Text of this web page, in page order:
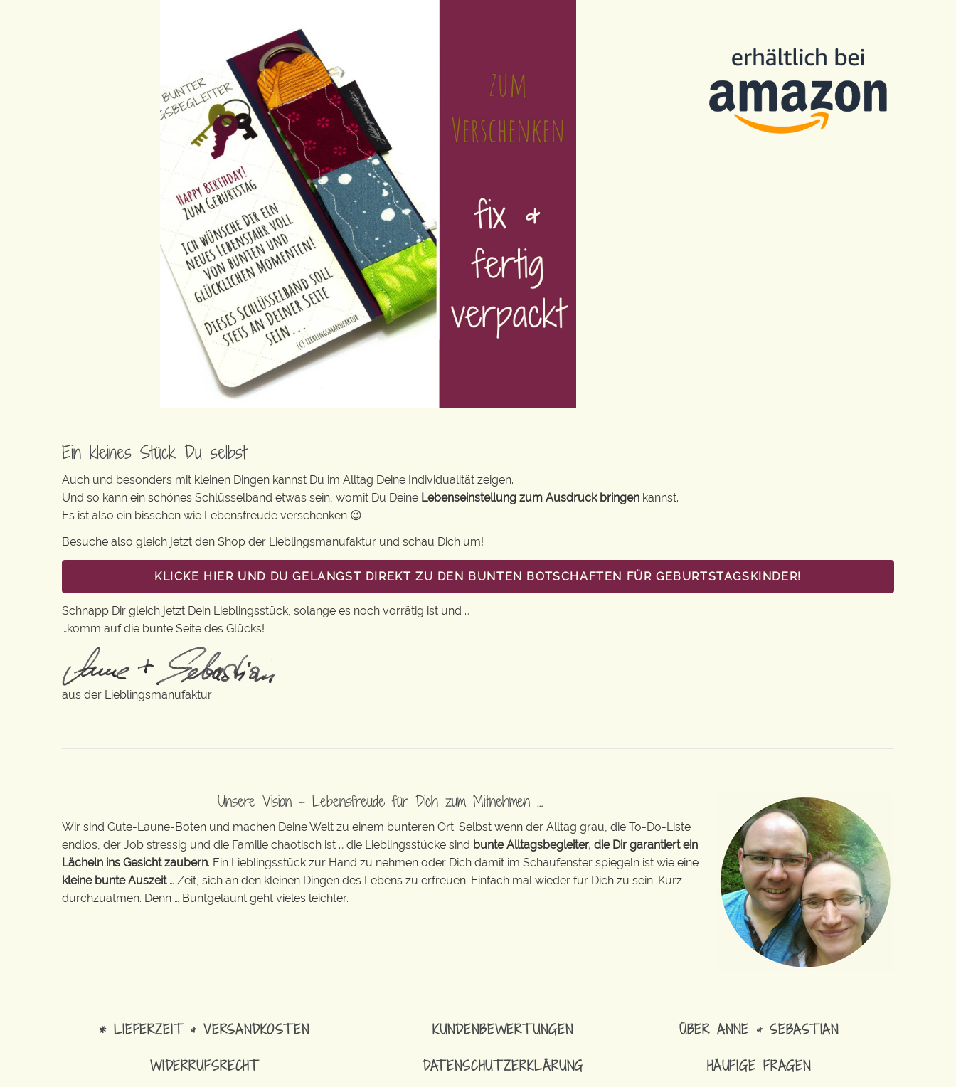
Ein kleines Stück Du selbst
Auch und besonders mit kleinen Dingen kannst Du im Alltag Deine Individualität zeigen.
Und so kann ein schönes Schlüsselband etwas sein, womit Du Deine Lebenseinstellung zum Ausdruck bringen kannst.
Es ist also ein bisschen wie Lebensfreude verschenken 😉
Besuche also gleich jetzt den Shop der Lieblingsmanufaktur und schau Dich um!
KLICKE HIER UND DU GELANGST DIREKT ZU DEN BUNTEN BOTSCHAFTEN FÜR GEBURTSTAGSKINDER!
Schnapp Dir gleich jetzt Dein Lieblingsstück, solange es noch vorrätig ist und …
…komm auf die bunte Seite des Glücks!
aus der Lieblingsmanufaktur
Unsere Vision – Lebensfreude für Dich zum Mitnehmen …
Wir sind Gute-Laune-Boten und machen Deine Welt zu einem bunteren Ort. Selbst wenn der Alltag grau, die To-Do-Liste
endlos, der Job stressig und die Familie chaotisch ist … die Lieblingsstücke sind bunte Alltagsbegleiter, die Dir garantiert ein
Lächeln ins Gesicht zaubern. Ein Lieblingsstück zur Hand zu nehmen oder Dich damit im Schaufenster spiegeln ist wie eine
kleine bunte Auszeit… Zeit, sich an den kleinen Dingen des Lebens zu erfreuen. Einfach mal wieder für Dich zu sein. Kurz
durchzuatmen. Denn … Buntgelaunt geht vieles leichter.
* LIEFERZEIT & VERSANDKOSTEN
WIDERRUFSRECHT
KUNDENBEWERTUNGEN
DATENSCHUTZERKLÄRUNG
ÜBER ANNE & SEBASTIAN
HÄUFIGE FRAGEN